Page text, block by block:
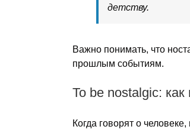
детству.
Важно понимать, что
прошлым событиям.
To be nostalgic:
Когда говорят о